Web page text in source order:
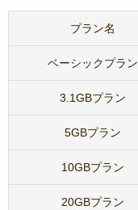
プラン名
ベーシックプラン
3.1GBプラン
5GBプラン
10GBプラン
20GBプラン